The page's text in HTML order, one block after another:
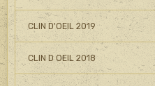
CLIN D'OEIL 2019
CLIN D OEIL 2018